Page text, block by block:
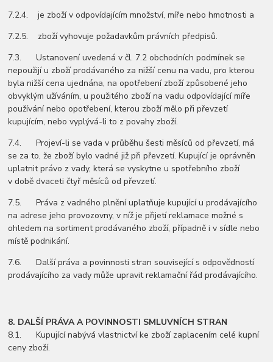
7.2.4. je zboží v odpovídajícím množství, míře nebo hmotnosti a
7.2.5. zboží vyhovuje požadavkům právních předpisů.
7.3. Ustanovení uvedená v čl. 7.2 obchodních podmínek se
nepoužijí u zboží prodávaného za nižší cenu na vadu, pro kterou
byla nižší cena ujednána, na opotřebení zboží způsobené jeho
obvyklým užíváním, u použitého zboží na vadu odpovídající míře
používání nebo opotřebení, kterou zboží mělo při převzetí
kupujícím, nebo vyplývá-li to z povahy zboží.
7.4. Projeví-li se vada v průběhu šesti měsíců od převzetí, má
se za to, že zboží bylo vadné již při převzetí. Kupující je oprávněn
uplatnit právo z vady, která se vyskytne u spotřebního zboží
v době dvaceti čtyř měsíců od převzetí.
7.5. Práva z vadného plnění uplatňuje kupující u prodávajícího
na adrese jeho provozovny, v níž je přijetí reklamace možné s
ohledem na sortiment prodávaného zboží, případně i v sídle nebo
místě podnikání.
7.6. Další práva a povinnosti stran související s odpovědností
prodávajícího za vady může upravit reklamační řád prodávajícího.
8. DALŠÍ PRÁVA A POVINNOSTI SMLUVNÍCH STRAN
8.1. Kupující nabývá vlastnictví ke zboží zaplacením celé kupní
ceny zboží.